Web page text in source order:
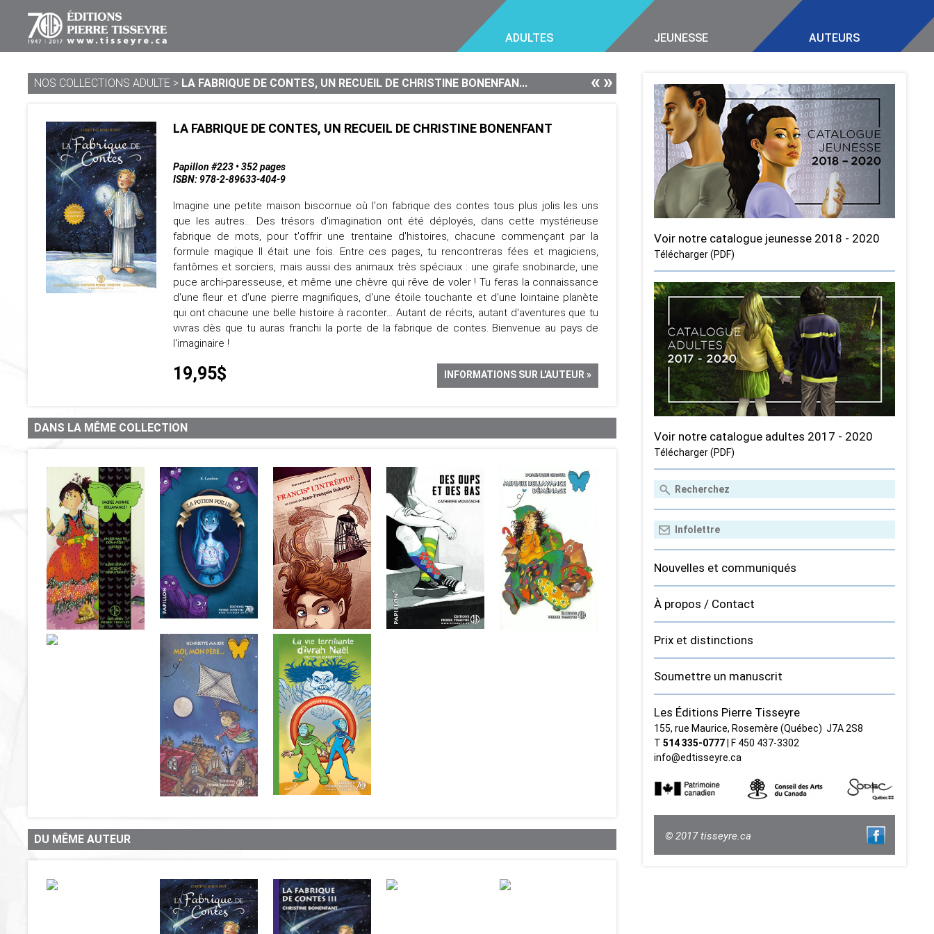
ADULTES JEUNESSE AUTEURS
NOS COLLECTIONS ADULTE > LA FABRIQUE DE CONTES, UN RECUEIL DE CHRISTINE BONENFAN... «»
LA FABRIQUE DE CONTES, UN RECUEIL DE CHRISTINE BONENFANT
Papillon #223 • 352 pages
ISBN: 978-2-89633-404-9
Imagine une petite maison biscornue où l'on fabrique des contes tous plus jolis les uns
que les autres... Des trésors d'imagination ont été déployés, dans cette mystérieuse
fabrique de mots, pour t'offrir une trentaine d'histoires, chacune commençant par la
formule magique Il était une fois. Entre ces pages, tu rencontreras fées et magiciens,
fantômes et sorciers, mais aussi des animaux très spéciaux : une girafe snobinarde, une
puce archi-paresseuse, et même une chèvre qui rêve de voler ! Tu feras la connaissance
d'une fleur et d’une pierre magnifiques, d'une étoile touchante et d'une lointaine planète
qui ont chacune une belle histoire à raconter… Autant de récits, autant d'aventures que tu
vivras dès que tu auras franchi la porte de la fabrique de contes. Bienvenue au pays de
l'imaginaire !
19,95$ INFORMATIONS SUR L'AUTEUR »
DANS LA MÊME COLLECTION
DU MÊME AUTEUR
Voir notre catalogue jeunesse 2018 - 2020
Télécharger (PDF)
Voir notre catalogue adultes 2017 - 2020
Télécharger (PDF)
Nouvelles et communiqués
À propos / Contact
Prix et distinctions
Soumettre un manuscrit
Les Éditions Pierre Tisseyre
155, rue Maurice, Rosemère (Québec) J7A 2S8
T 514 335‑0777| F 450 437‑3302
info@edtisseyre.ca
© 2017 tisseyre.ca